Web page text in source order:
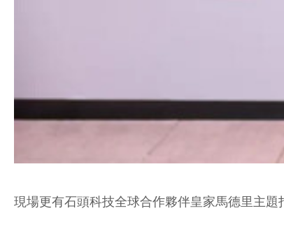
現場更有石頭科技全球合作夥伴皇家馬德里主